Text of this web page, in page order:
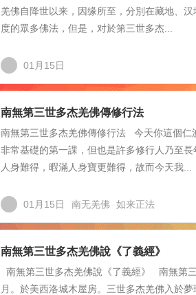
羌佛自降世以来，因缘所至，分別在藏地、
度的眾多佛法，但是，对於第三世多杰...
01月15日
南無第三世多杰羌佛傳修行法
南無第三世多杰羌佛傳修行法 今天你這個仁
非常基礎的第一課，但也是許多修行人乃至長
人身難得，暇滿人身寶更難得，故而今天我...
01月15日 南无羌佛 如来正法
南無第三世多杰羌佛說《了義經》
南無第三世多杰羌佛說《了義經》 南無第
月。於美西洛城木屋房。三世多杰羌佛入於